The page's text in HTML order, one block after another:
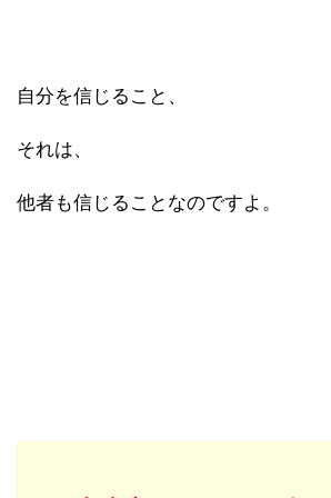
自分を信じること、
それは、
他者も信じることなのですよ。